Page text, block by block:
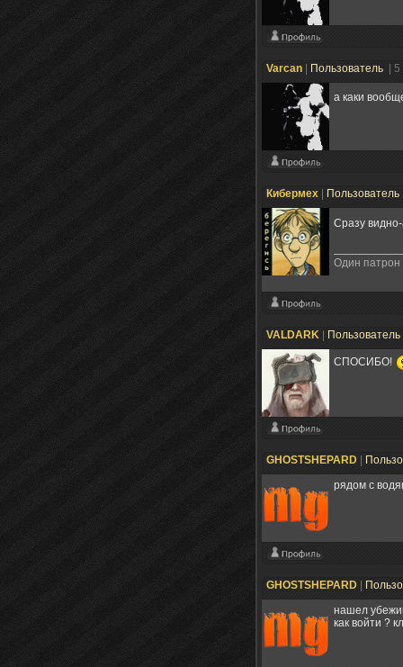
Varcan Пользователь |
а каки
Кибермех Пользователь
Сразу
Один патрон
VALDARK Пользователь
СПОСИБО!
GHOSTSHEPARD
рядом с
GHOSTSHEPARD
нашел
как войти ?